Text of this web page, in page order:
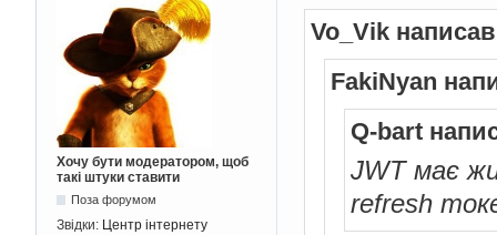
Хочу бути модератором, щоб
такі штуки ставити
Поза форумом
Звідки: Центр інтернету
Vo_Vik
FakiNyan
Q-bart
JWT має
refresh